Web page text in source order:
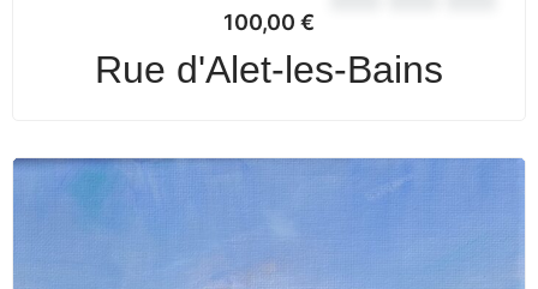
100,00 €
Rue d'Alet-les-Bains